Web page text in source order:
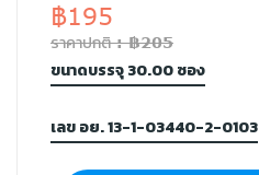
฿195
ราคาปกติ : ฿205
ขนาดบรรจุ 30.00 ซอง
เลข อย. 13-1-03440-2-0103